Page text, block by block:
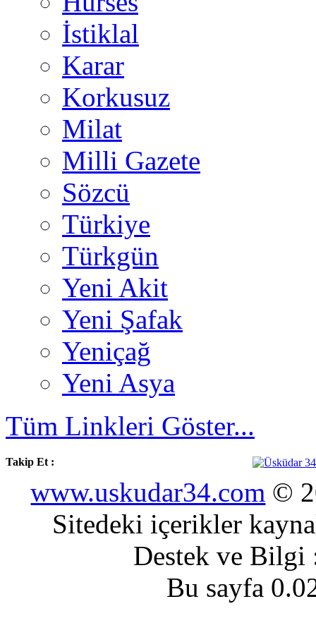
İstiklal
Karar
Korkusuz
Milat
Milli Gazete
Sözcü
Türkiye
Türkgün
Yeni Akit
Yeni Şafak
Yeniçağ
Yeni Asya
Tüm Linkleri Göster...
Takip Et :
www.uskudar34.com ©
Sitedeki içerikler
Destek ve
Bu sayfa